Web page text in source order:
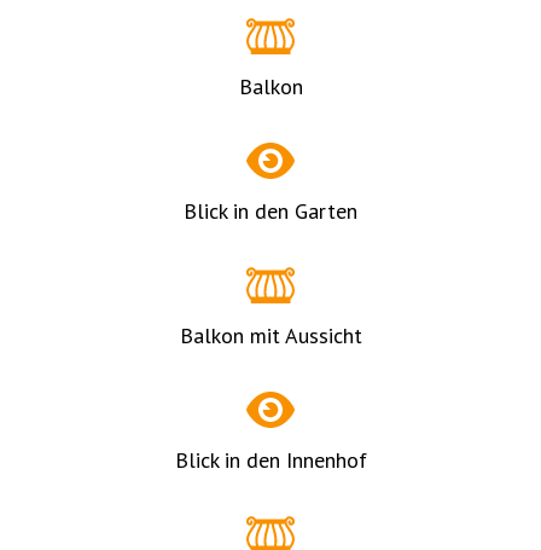
Balkon
Blick in den Garten
Balkon mit Aussicht
Blick in den Innenhof